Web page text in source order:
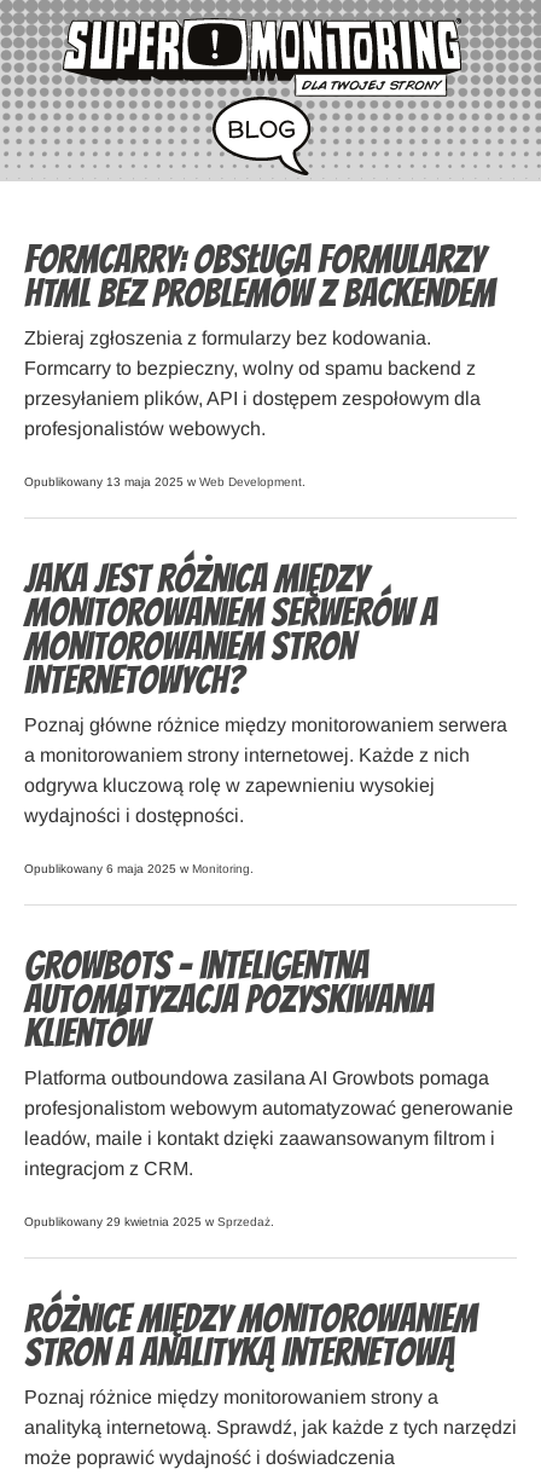
Formcarry: obsługa formularzy
HTML bez problemów z backendem
Zbieraj zgłoszenia z formularzy bez kodowania.
Formcarry to bezpieczny, wolny od spamu backend z
przesyłaniem plików, API i dostępem zespołowym dla
profesjonalistów webowych.
Opublikowany 13 maja 2025 w Web Development
Jaka jest różnica między
monitorowaniem serwerów a
monitorowaniem stron
internetowych?
Poznaj główne różnice między monitorowaniem serwera
a monitorowaniem strony internetowej. Każde z nich
odgrywa kluczową rolę w zapewnieniu wysokiej
wydajności i dostępności.
Opublikowany 6 maja 2025 w Monitoring
Growbots – inteligentna
automatyzacja pozyskiwania
klientów
Platforma outboundowa zasilana AI Growbots pomaga
profesjonalistom webowym automatyzować generowanie
leadów, maile i kontakt dzięki zaawansowanym filtrom i
integracjom z CRM.
Opublikowany 29 kwietnia 2025 w Sprzedaż
Różnice między monitorowaniem
stron a analityką internetową
Poznaj różnice między monitorowaniem strony a
analityką internetową. Sprawdź, jak każde z tych narzędzi
może poprawić wydajność i doświadczenia